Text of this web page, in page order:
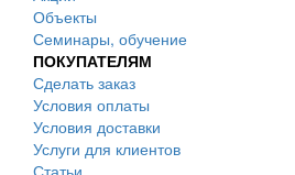
Объекты
Семинары, обучение
ПОКУПАТЕЛЯМ
Сделать заказ
Условия оплаты
Условия доставки
Услуги для клиентов
Статьи